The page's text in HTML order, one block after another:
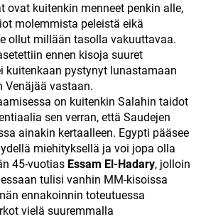
ovat kuitenkin menneet penkin alle,
molemmista peleistä eikä
ollut millään tasolla vakuuttavaa.
ennen kisoja suuret
kuitenkaan pystynyt lunastamaan
vastaan.
on kuitenkin Salahin taidot
sen verran, että Saudejen
ainakin kertaalleen. Egypti pääsee
miehityksellä ja voi jopa olla
45-vuotias Essam El-Hadary, jolloin
tulisi vanhin MM-kisoissa
ennakoinnin toteutuessa
vielä suuremmalla